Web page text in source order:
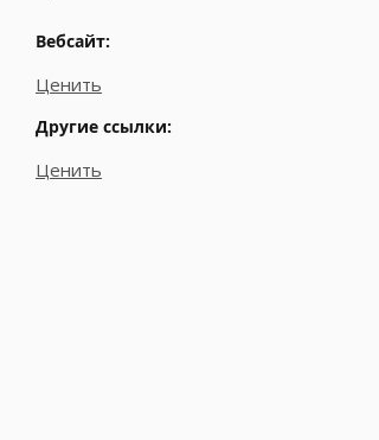
Вебсайт:
Ценить
Другие ссылки:
Ценить